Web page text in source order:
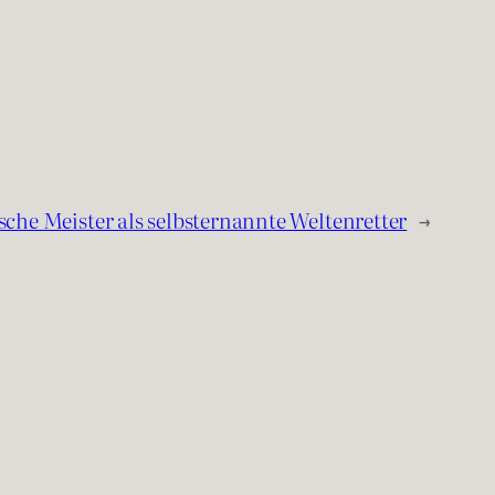
Meister als selbsternannte Weltenretter →